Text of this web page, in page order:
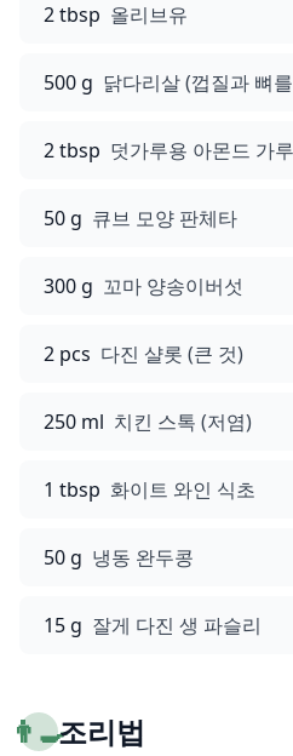
2 tbsp 올리브유
500 g 닭다리살 (껍질과 뼈
2 tbsp 덧가루용 아몬드 가루
50 g 큐브 모양 판체타
300 g 꼬마 양송이버섯
2 pcs 다진 샬롯 (큰 것)
250 ml 치킨 스톡 (저염)
1 tbsp 화이트 와인 식초
50 g 냉동 완두콩
15 g 잘게 다진 생 파슬리
👨‍🍳조리법